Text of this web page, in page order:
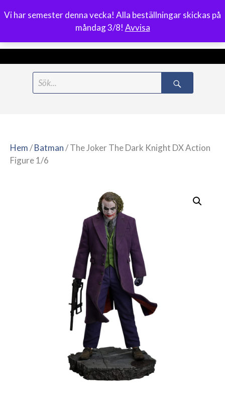
Vi har semester denna vecka! Alla beställningar skickas på
måndag 3/8! Avvisa
0
Meny
Hem/Batman/ The Joker The Dark Knight DX Action
Figure 1/6